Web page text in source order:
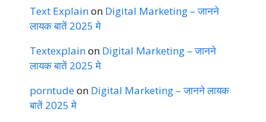
Text Explainon Digital Marketing – जानने
लायक बातें 2025 मे
Textexplainon Digital Marketing – जानने
लायक बातें 2025 मे
porntudeon Digital Marketing – जानने लायक
बातें 2025 मे